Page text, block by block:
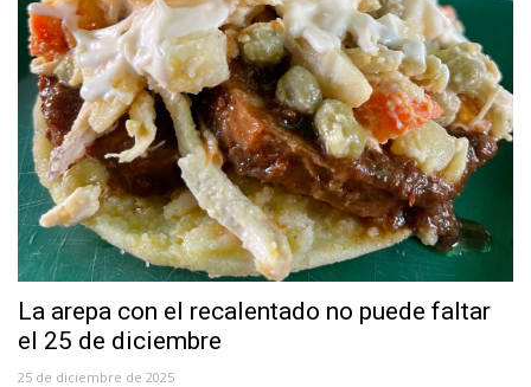
La arepa con el recalentado no puede faltar
el 25 de diciembre
25 de diciembre de 2025